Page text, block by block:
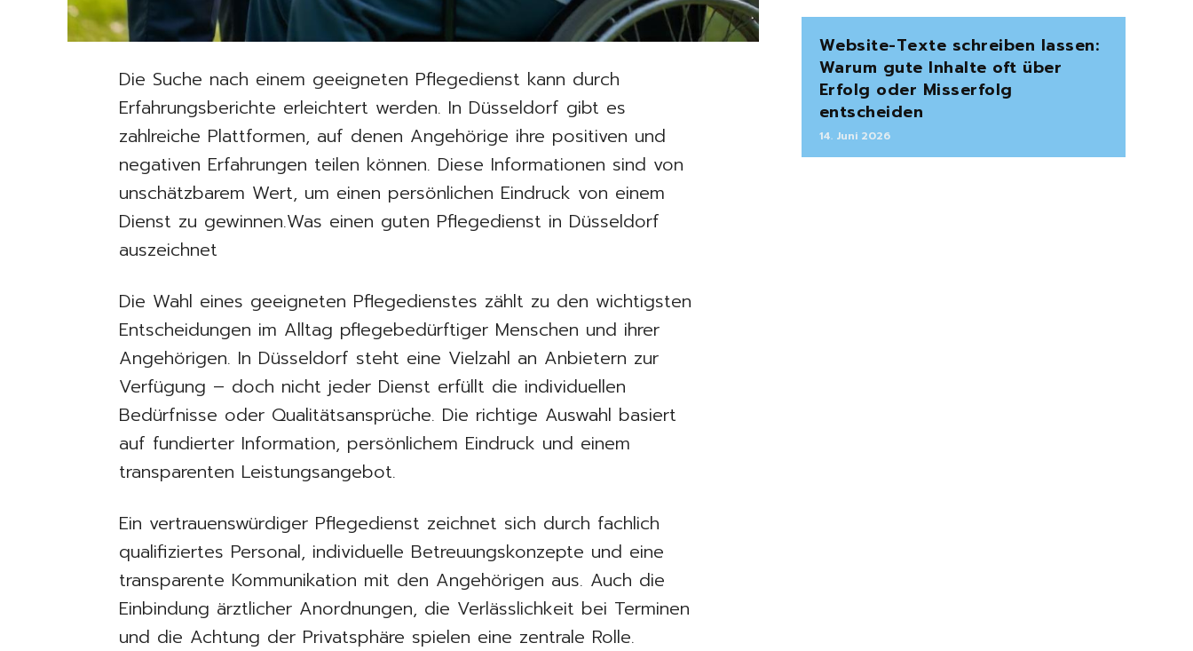
Die Suche nach einem geeigneten Pflegedienst kann durch
Erfahrungsberichte erleichtert werden. In Düsseldorf gibt es
zahlreiche Plattformen, auf denen Angehörige ihre positiven und
negativen Erfahrungen teilen können. Diese Informationen sind von
unschätzbarem Wert, um einen persönlichen Eindruck von einem
Dienst zu gewinnen.Was einen guten Pflegedienst in Düsseldorf
auszeichnet
Die Wahl eines geeigneten Pflegedienstes zählt zu den wichtigsten
Entscheidungen im Alltag pflegebedürftiger Menschen und ihrer
Angehörigen. In Düsseldorf steht eine Vielzahl an Anbietern zur
Verfügung – doch nicht jeder Dienst erfüllt die individuellen
Bedürfnisse oder Qualitätsansprüche. Die richtige Auswahl basiert
auf fundierter Information, persönlichem Eindruck und einem
transparenten Leistungsangebot.
Ein vertrauenswürdiger Pflegedienst zeichnet sich durch fachlich
qualifiziertes Personal, individuelle Betreuungskonzepte und eine
transparente Kommunikation mit den Angehörigen aus. Auch die
Einbindung ärztlicher Anordnungen, die Verlässlichkeit bei Terminen
und die Achtung der Privatsphäre spielen eine zentrale Rolle.
Website-Texte schreiben lassen:
Warum gute Inhalte oft über
Erfolg oder Misserfolg
entscheiden
14. Juni 2026